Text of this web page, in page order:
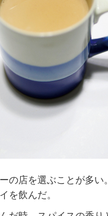
の店を選ぶことが多
を飲んだ。